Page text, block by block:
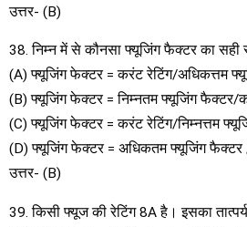
उत्तर- (B)
38. निम्न में से कौनसा फ्यूजिंग फैक्टर का सही
(A) फ्यूजिंग फेक्टर = करंट रेटिंग/अधिकत्तम
(B) फ्यूजिंग फेक्टर = निम्नतम फ्यूजिंग फैक्टर/
(C) फ्यूजिंग फेक्टर = करंट रेटिंग/निम्नत्तम
(D) फ्यूजिंग फेक्टर = अधिकतम फ्यूजिंग फैक्टर
उत्तर- (B)
39. किसी फ्यूज की रेटिंग 8A है। इसका